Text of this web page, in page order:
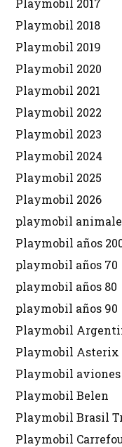
Playmobil 2018
Playmobil 2019
Playmobil 2020
Playmobil 2021
Playmobil 2022
Playmobil 2023
Playmobil 2024
Playmobil 2025
Playmobil 2026
playmobil
Playmobil años
playmobil años 70
playmobil años 80
playmobil años 90
Playmobil
Playmobil Asterix
Playmobil aviones
Playmobil Belen
Playmobil Brasil
Playmobil